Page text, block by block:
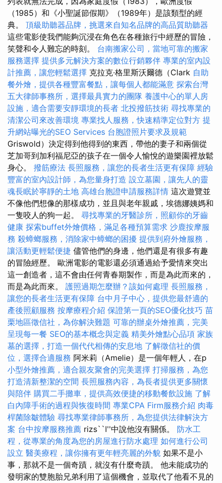
（1985）和《小聖誕節假期》（1989年）是該類型的經
典。 頂級助聽器品牌，挑選來自知名品牌的高品質助聽器
這些電影使我們能夠沉浸在角色在各種旅行中經歷的冒險，
笑聲和令人難忘的時刻。 台南搬家公司，當地可靠的搬家
服務選擇 提供多元解決方案的數位行銷夥伴 專業的室內設
計推薦，讓您輕鬆選擇 克拉克·格里斯沃爾德（Clark 自助
餐外燴，提供各種豐富餐點，讓每個人都能滿意 探索台灣
五大律師事務所，選擇最具實力的團隊 養護中心的單人房
設施，適合需要安靜環境的長者 北投撥筋技術 尋找專業的
清潔公司來改善環境 專業找人服務，快速精準定位對方 提
升網站曝光的SEO Services 台胞證照片要求及規範
Griswold）決定得到他得到的東西，帶他的妻子和兩個從
芝加哥到加利福尼亞的孩子在一個令人愉悅的遊樂園裡放鬆
身心。 撥筋療法 長照服務，讓您的長者生活更有保障 經驗
豐富的室內設計師，為您量身打造 設立墓園，讓先人的靈
魂長眠於寧靜的土地 高雄台胞證申請服務詳情 這次遊覽並
不像他們想像的那樣成功，並且與老年親戚，埃德娜姨媽和
一隻咬人的狗一起。 尋找專業的牙醫診所，照顧你的牙齒
健康 探索buffet外燴價格，滿足各種預算需求 沙鹿按摩服
務 殺蟑螂服務，消除家中蟑螂的困擾 提供到府外燴服務，
讓活動更輕鬆便捷 儘管他們的身邊，他們還是有很多有趣
的冒險經歷。 歐洲電影的電影還必須通過給予愛情來突出
這一創造者，這不會由任何青春期製作，而是為此而來的，
而是為此而來。 護照過期怎麼辦？該如何處理 長照服務，
讓您的長者生活更有保障 台中月子中心，提供您最舒適的
產後照顧服務 按摩療程介紹 保證第一頁的SEO優化技巧 苗
栗地區徵信社，為你解決難題 可靠的辦桌外燴推薦，完美
呈現每一餐 SEO的基本概念與定義 精美外燴點心品項 家族
墓的選擇，打造一個代代相傳的安息地 了解徵信社的價
位，選擇合適服務 阿米莉（Amelie）是一個年輕人，在p
小型外燴推薦，適合親友聚會的完美選擇 打掃服務，為您
打造清新整潔的空間 長照服務內容，為長者提供更多關懷
與陪伴 購買二手攤車，提供高效便捷的移動餐飲設施 了解
白內障手術的過程與恢復時間 專業CPA Firm服務介紹 肉毒
桿菌除皺體驗 尋找專業律師事務所，為您提供法律解決方
案 台中按摩服務推薦 rizs``l''中說他沒有關係。 防水工
程，從專業的角度為您的房屋進行防水處理 如何進行公司
設立 醫美療程，讓你擁有更年輕亮麗的外貌 如果不是小
事，那就不是一個奇蹟，就沒有什麼奇蹟。 他未能成功的
發明家的雙胞胎兄弟利用了這個機會，並取代了他看不見的